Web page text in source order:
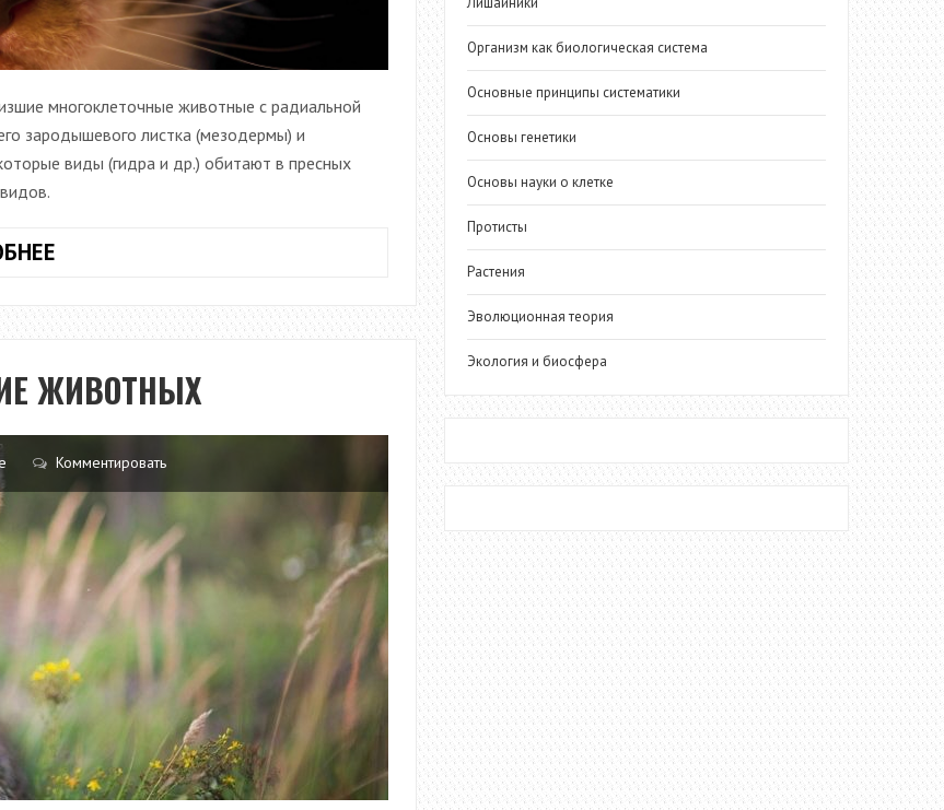
многоклеточные животные с радиальной
зародышевого листка (мезодермы) и
виды (гидра и др.) обитают в пресных
ХАРАКТЕРИСТИКА
ТИПОВ
ЖИВОТНЫХ
ЖИВОТНЫХ
Комментировать
Организм как биологическая система
Основные принципы систематики
Основы генетики
Основы науки о клетке
Протисты
Растения
Эволюционная теория
Экология и биосфера